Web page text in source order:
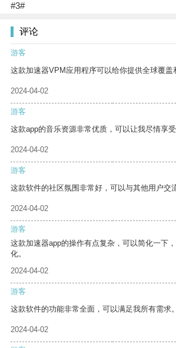
#3#
评论
游客
这款加速器VPM应用程序可以给你提供全球覆盖
2024-04-02
游客
这款app的音乐资源非常优质，可以让我尽情享受
2024-04-02
游客
这款软件的社区氛围非常好，可以与其他用户交
2024-04-02
游客
这款加速器app的操作有点复杂，可以简化一下
化。
2024-04-02
游客
这款软件的功能非常全面，可以满足我所有需求。
2024-04-02